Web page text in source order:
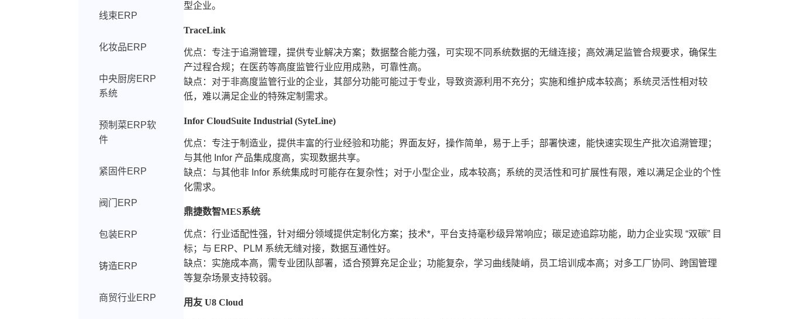
线束ERP
化妆品ERP
中央厨房ERP
系统
预制菜ERP软
件
紧固件ERP
阀门ERP
包装ERP
铸造ERP
商贸行业ERP
型企业。
TraceLink
优点：专注于追溯管理，提供专业解决方案；数据整合能力强，可实现不同系统数据的无缝连接；高效满足监管合规要求，确保生
产过程合规；在医药等高度监管行业应用成熟，可靠性高。
缺点：对于非高度监管行业的企业，其部分功能可能过于专业，导致资源利用不充分；实施和维护成本较高；系统灵活性相对较
低，难以满足企业的特殊定制需求。
Infor CloudSuite Industrial (SyteLine)
优点：专注于制造业，提供丰富的行业经验和功能；界面友好，操作简单，易于上手；部署快速，能快速实现生产批次追溯管理；
与其他 Infor 产品集成度高，实现数据共享。
缺点：与其他非 Infor 系统集成时可能存在复杂性；对于小型企业，成本较高；系统的灵活性和可扩展性有限，难以满足企业的个性
化需求。
鼎捷数智MES系统
优点：行业适配性强，针对细分领域提供定制化方案；技术*，平台支持毫秒级异常响应；碳足迹追踪功能，助力企业实现 “双碳” 目
标；与 ERP、PLM 系统无缝对接，数据互通性好。
缺点：实施成本高，需专业团队部署，适合预算充足企业；功能复杂，学习曲线陡峭，员工培训成本高；对多工厂协同、跨国管理
等复杂场景支持较弱。
用友 U8 Cloud